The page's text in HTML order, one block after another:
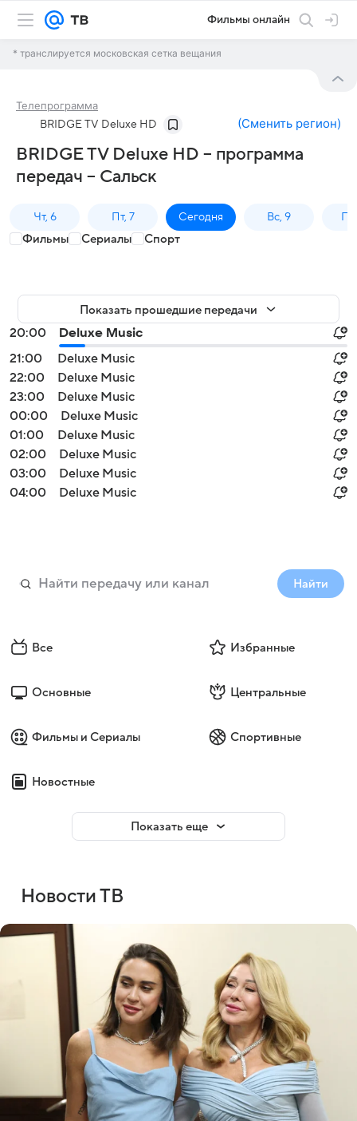
Фильмы онлайн
* транслируется московская сетка вещания
Телепрограмма
BRIDGE TV Deluxe HD (Сменить регион)
BRIDGE TV Deluxe HD – программа
передач – Сальск
Чт, 6 Пт, 7 Сегодня Вс, 9
Фильмы Сериалы Спорт
Показать прошедшие передачи
20:00
Deluxe Music
21:00
Deluxe Music
22:00
Deluxe Music
23:00
Deluxe Music
00:00
Deluxe Music
01:00
Deluxe Music
02:00
Deluxe Music
03:00
Deluxe Music
04:00
Deluxe Music
Найти
Все Избранные
Основные Центральные
Фильмы и Сериалы Спортивные
Новостные
Показать еще
Новости ТВ